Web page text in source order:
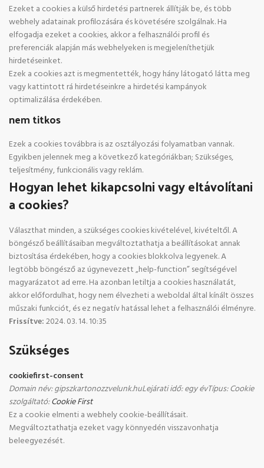
Ezeket a cookies a külső hirdetési partnerek állítják be, és több
webhely adatainak profilozására és követésére szolgálnak. Ha
elfogadja ezeket a cookies, akkor a felhasználói profil és
preferenciák alapján más webhelyeken is megjeleníthetjük
hirdetéseinket.
Ezek a cookies azt is megmentették, hogy hány látogató látta meg
vagy kattintott rá hirdetéseinkre a hirdetési kampányok
optimalizálása érdekében.
nem titkos
Ezek a cookies továbbra is az osztályozási folyamatban vannak.
Egyikben jelennek meg a következő kategóriákban; Szükséges,
teljesítmény, funkcionális vagy reklám.
Hogyan lehet kikapcsolni vagy eltávolítani
a cookies?
Választhat minden, a szükséges cookies kivételével, kivételtől. A
böngésző beállításaiban megváltoztathatja a beállításokat annak
biztosítása érdekében, hogy a cookies blokkolva legyenek. A
legtöbb böngésző az úgynevezett „help-function” segítségével
magyarázatot ad erre. Ha azonban letiltja a cookies használatát,
akkor előfordulhat, hogy nem élvezheti a weboldal által kínált összes
műszaki funkciót, és ez negatív hatással lehet a felhasználói élményre.
Frissítve:2024. 03. 14. 10:35
Szükséges
cookiefirst-consent
Domain név:gipszkartonozzvelunk.huLejárati idő:egy évTípus:Cookie
szolgáltató:Cookie First
Ez a cookie elmenti a webhely cookie-beállításait.
Megváltoztathatja ezeket vagy könnyedén visszavonhatja
beleegyezését.